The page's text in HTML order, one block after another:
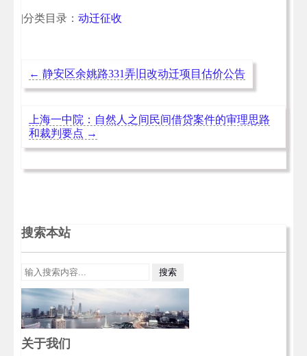
|分类目录： 动迁征收
← 静安区余姚路331弄旧改动迁项目估价公告
上海一中院：自然人之间民间借贷案件的审理思路
和裁判要点 →
搜索本站
关于我们